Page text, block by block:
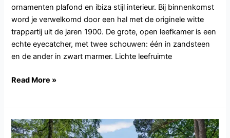
ornamenten plafond en ibiza stijl interieur. Bij binnenkomst
word je verwelkomd door een hal met de originele witte
trappartij uit de jaren 1900. De grote, open leefkamer is een
echte eyecatcher, met twee schouwen: één in zandsteen
en de ander in zwart marmer. Lichte leefruimte
Read More »
UT118.Bilthoven